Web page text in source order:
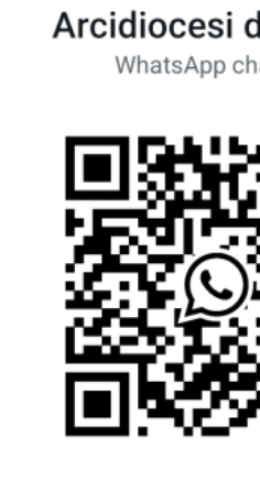
- Lucca, Scuola
Castruccio
murales in
dal Liceo
ore 18 - Fiano
- Messa in
da mons.
Lucca
ore 20.30 -
al Cippo di don
in alcuni
Ritrovo alle ore